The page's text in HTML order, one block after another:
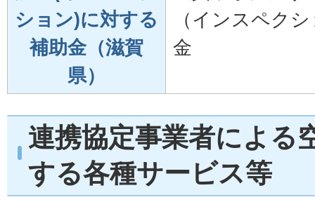
ション)に対する
補助金（滋賀
県）
（インスペク
金
連携協定事業者による
する各種サービス等